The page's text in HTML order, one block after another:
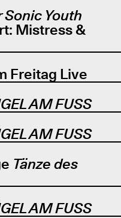
Sonic Youth
Mistress &
Freitag Live
AM FUSS
AM FUSS
Tänze des
AM FUSS